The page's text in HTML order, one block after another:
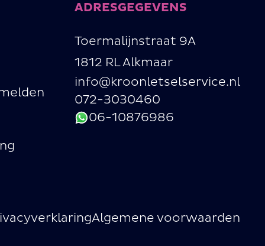
ADRESGEGEVENS
Toermalijnstraat 9A
1812 RL Alkmaar
info@kroonletselservice.nl
072-3030460
06-10876986
Algemene voorwaarden